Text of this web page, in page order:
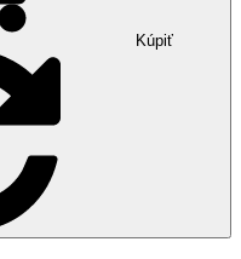
Kúpiť